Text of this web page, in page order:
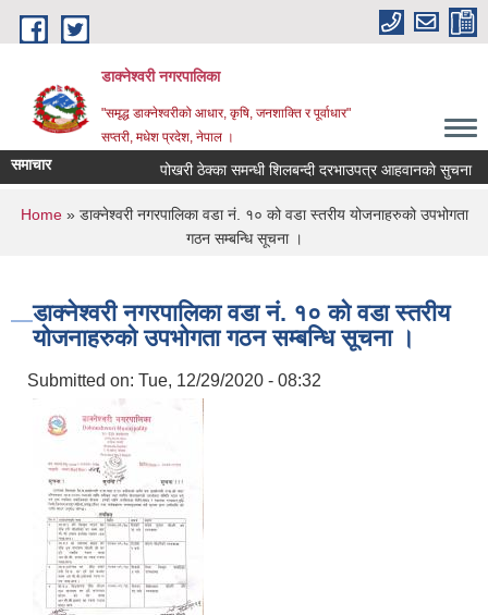
Skip to main content
डाक्नेश्वरी नगरपालिका
"समृद्ध डाक्नेश्वरीको आधार, कृषि, जनशाक्ति र पूर्वाधार"
सप्तरी, मधेश प्रदेश, नेपाल ।
समाचार पोखरी ठेक्का समन्धी शिलबन्दी दरभाउपत्र आहवानकाे सुचना
You are here
Home» डाक्नेश्वरी नगरपालिका वडा नं. १० को वडा स्तरीय योजनाहरुको उपभोगता
गठन सम्बन्धि सूचना ।
डाक्नेश्वरी नगरपालिका वडा नं. १० को वडा स्तरीय
योजनाहरुको उपभोगता गठन सम्बन्धि सूचना ।
Submitted on: Tue, 12/29/2020 - 08:32